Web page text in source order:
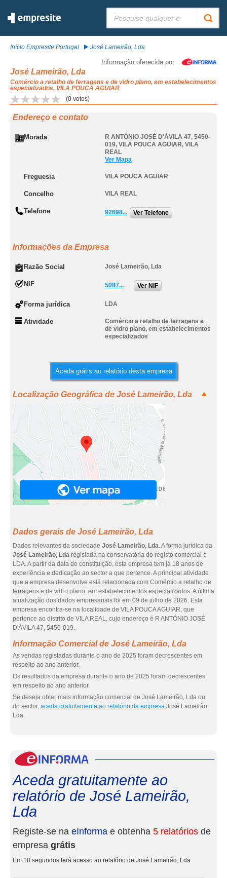
Início Empresite Portugal José Lameirão, Lda
Informação oferecida por
José Lameirão, Lda
Comércio a retalho de ferragens e de vidro plano, em estabelecimentos
especializados, VILA POUCA AGUIAR
(0 votos)
Endereço e contato
Morada
R ANTÓNIO JOSÉ D'ÁVILA 47, 5450-
019, VILA POUCA AGUIAR, VILA
REAL
Ver Mapa
Freguesia VILA POUCA AGUIAR
Concelho VILA REAL
Telefone 92698... Ver Telefone
Informações da Empresa
Razão Social José Lameirão, Lda
NIF 5087... Ver NIF
Forma jurídica LDA
Atividade
Comércio a retalho de ferragens e
de vidro plano, em estabelecimentos
especializados
Aceda grátis ao relatório desta empresa
Localização Geográfica de José Lameirão, Lda
Dados gerais de José Lameirão, Lda
Dados relevantes da sociedade José Lameirão, Lda. A forma jurídica da
José Lameirão, Lda registada na conservatória do registo comercial é
LDA. A partir da data de constituição, esta empresa tem já 18 anos de
experiência e dedicação ao sector a que pertence. A principal atividade
que a empresa desenvolve está relacionada com Comércio a retalho de
ferragens e de vidro plano, em estabelecimentos especializados. A última
atualização dos dados empresariais foi em 09 de julho de 2026. Esta
empresa encontra-se na localidade de VILA POUCA AGUIAR, que
pertence ao distrito de VILA REAL, cujo endereço é R ANTÓNIO JOSÉ
D'ÁVILA 47, 5450-019.
Informação Comercial de José Lameirão, Lda
As vendas registadas durante o ano de 2025 foram decrescentes em
respeito ao ano anterior.
Os resultados da empresa durante o ano de 2025 foram decrescentes
em respeito ao ano anterior.
Se deseja obter mais informação comercial de José Lameirão, Lda ou
do sector, aceda gratuitamente ao relatório da empresa José Lameirão,
Lda.
Aceda gratuitamente ao
relatório de José Lameirão,
Lda
Registe-se na eInforma e obtenha 5 relatórios de
empresa grátis
Em 10 segundos terá acesso ao relatório de José Lameirão, Lda